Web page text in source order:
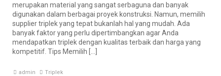
merupakan material yang sangat serbaguna dan banyak
digunakan dalam berbagai proyek konstruksi. Namun, memilih
supplier triplek yang tepat bukanlah hal yang mudah. Ada
banyak faktor yang perlu dipertimbangkan agar Anda
mendapatkan triplek dengan kualitas terbaik dan harga yang
kompetitif. Tips Memilih […]
admin Triplek